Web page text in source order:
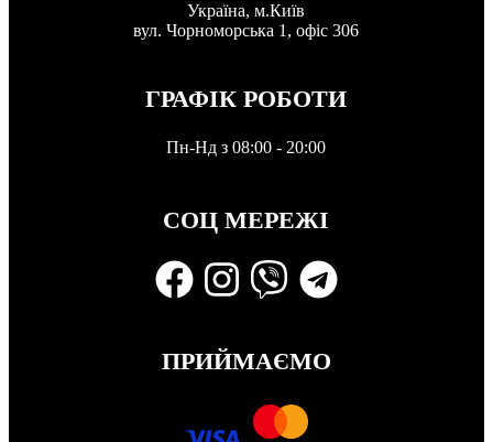
Україна, м.Київ
вул. Чорноморська 1, офіс 306
ГРАФІК РОБОТИ
Пн-Нд з 08:00 - 20:00
СОЦ МЕРЕЖІ
ПРИЙМАЄМО